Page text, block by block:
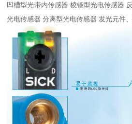
凹槽型光带内传感器 棱镜型光电传感器
光电传感器 分离型光电传感器 发光元件